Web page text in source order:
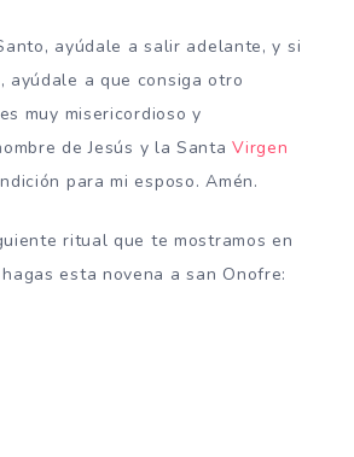
ayúdale a salir adelante, y si
ayúdale a que consiga otro
muy misericordioso y
de Jesús y la SantaVirgen
para mi esposo. Amén.
ritual que te mostramos en
esta novena a san Onofre: